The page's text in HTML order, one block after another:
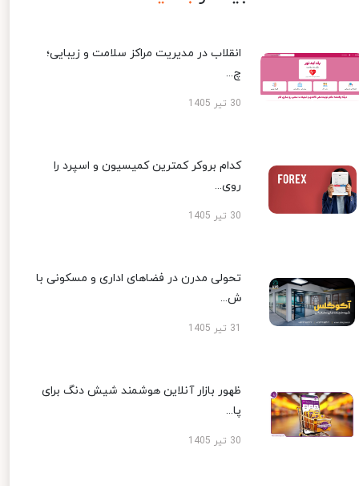
انقلاب در مدیریت مراکز سلامت و زیبایی؛
چ...
30 تیر 1405
کدام بروکر کمترین کمیسیون و اسپرد را
روی...
30 تیر 1405
تحولی مدرن در فضاهای اداری و مسکونی با
ش...
ظهور بازار آنلاین هوشمند شیش دنگ برای
پا...
30 تیر 1405